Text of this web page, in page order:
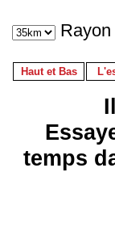
Haut et Bas
temps